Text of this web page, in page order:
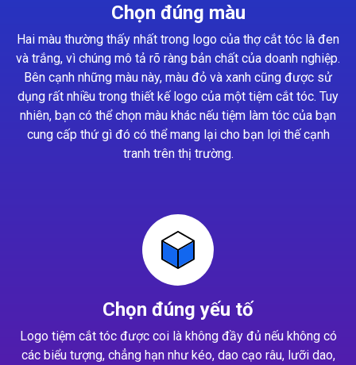
Chọn đúng màu
Hai màu thường thấy nhất trong logo của thợ cắt tóc là đen
và trắng, vì chúng mô tả rõ ràng bản chất của doanh nghiệp.
Bên cạnh những màu này, màu đỏ và xanh cũng được sử
dụng rất nhiều trong thiết kế logo của một tiệm cắt tóc. Tuy
nhiên, bạn có thể chọn màu khác nếu tiệm làm tóc của bạn
cung cấp thứ gì đó có thể mang lại cho bạn lợi thế cạnh
tranh trên thị trường.
Chọn đúng yếu tố
Logo tiệm cắt tóc được coi là không đầy đủ nếu không có
các biểu tượng, chẳng hạn như kéo, dao cạo râu, lưỡi dao,